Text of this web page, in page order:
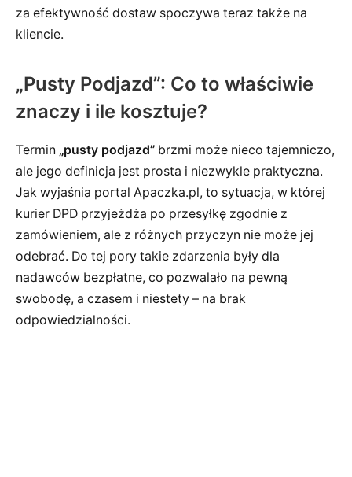
za efektywność dostaw spoczywa teraz także na
kliencie.
„Pusty Podjazd”: Co to właściwie
znaczy i ile kosztuje?
Termin „pusty podjazd” brzmi może nieco tajemniczo,
ale jego definicja jest prosta i niezwykle praktyczna.
Jak wyjaśnia portal Apaczka.pl, to sytuacja, w której
kurier DPD przyjeżdża po przesyłkę zgodnie z
zamówieniem, ale z różnych przyczyn nie może jej
odebrać. Do tej pory takie zdarzenia były dla
nadawców bezpłatne, co pozwalało na pewną
swobodę, a czasem i niestety – na brak
odpowiedzialności.